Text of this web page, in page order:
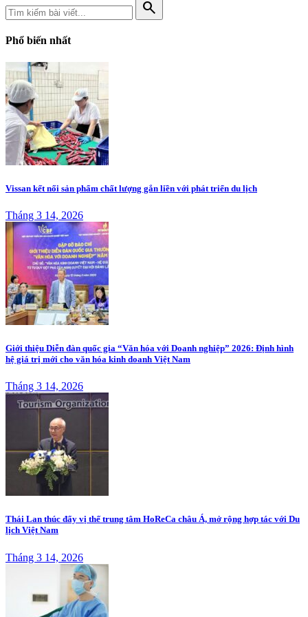
search
Phổ biến nhất
Vissan kết nối sản phẩm chất lượng gắn liền với phát triển du lịch
Tháng 3 14, 2026
Giới thiệu Diễn đàn quốc gia “Văn hóa với Doanh nghiệp” 2026: Định hình
hệ giá trị mới cho văn hóa kinh doanh Việt Nam
Tháng 3 14, 2026
Thái Lan thúc đẩy vị thế trung tâm HoReCa châu Á, mở rộng hợp tác với Du
lịch Việt Nam
Tháng 3 14, 2026